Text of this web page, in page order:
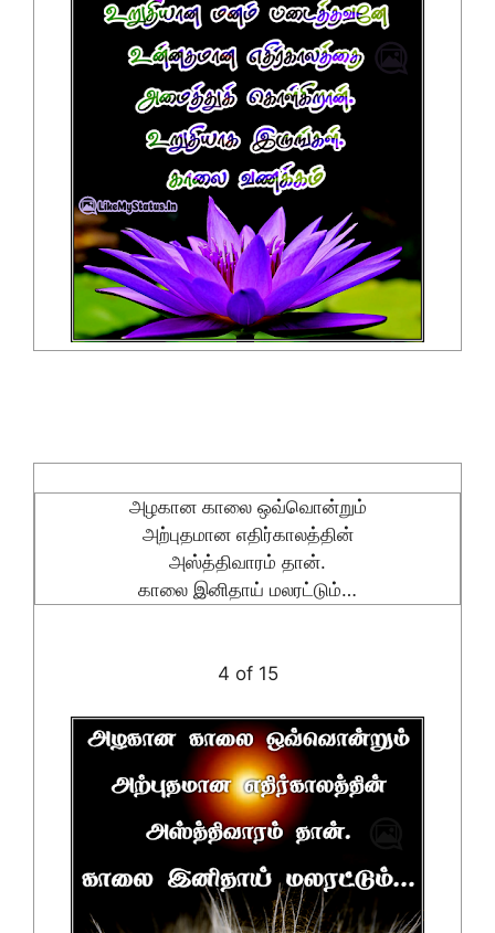
அழகான காலை ஒவ்வொன்றும்
அற்புதமான எதிர்காலத்தின்
அஸ்த்திவாரம் தான்.
காலை இனிதாய் மலரட்டும்…
4 of 15